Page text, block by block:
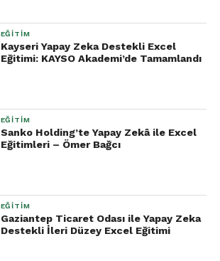
EĞITIM
Kayseri Yapay Zeka Destekli Excel
Eğitimi: KAYSO Akademi’de Tamamlandı
EĞITIM
Sanko Holding’te Yapay Zekâ ile Excel
Eğitimleri – Ömer Bağcı
EĞITIM
Gaziantep Ticaret Odası ile Yapay Zeka
Destekli İleri Düzey Excel Eğitimi